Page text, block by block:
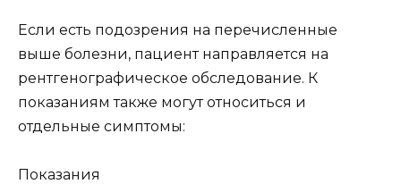
Если есть подозрения на перечисленные
выше болезни, пациент направляется на
рентгенографическое обследование. К
показаниям также могут относиться и
отдельные симптомы:
Показания